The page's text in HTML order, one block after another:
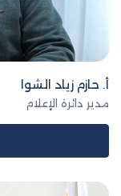
أ. حازم زياد الشوا
مدير دائرة الإعلام